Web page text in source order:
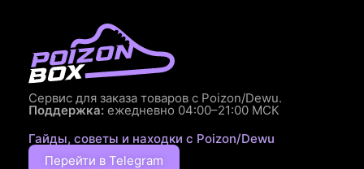
Сервис для заказа товаров с Poizon/Dewu.
Поддержка: ежедневно 04:00–21:00 МСК
Гайды, советы и находки с Poizon/Dewu
Перейти в Telegram